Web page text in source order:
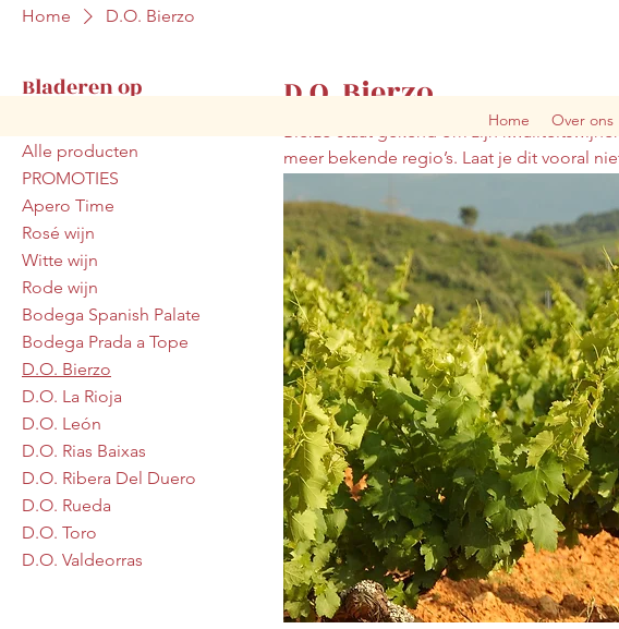
Home Over ons
Home D.O. Bierzo
Bladeren op
Alle producten
PROMOTIES
Apero Time
Rosé wijn
Witte wijn
Rode wijn
Bodega Spanish Palate
Bodega Prada a Tope
D.O. Bierzo
D.O. La Rioja
D.O. León
D.O. Rias Baixas
D.O. Ribera Del Duero
D.O. Rueda
D.O. Toro
D.O. Valdeorras
D.O. Bierzo
Bierzo staat gekend om zijn
meer bekende regio’s. Laat je dit vooral